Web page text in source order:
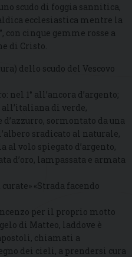
scudo di foggia sannitica,
ecclesiastica mentre la
con cinque gemme rosse a
di Cristo.
dello scudo del Vescovo
nel 1° all’ancora d’argento;
di verde,
sormontato da una
sradicato al naturale,
al volo spiegato d’argento,
d’oro, lampassata e armata
«Strada facendo
per il proprio motto
di Matteo, laddove è
chiamati a
dei cieli, a prendersi cura